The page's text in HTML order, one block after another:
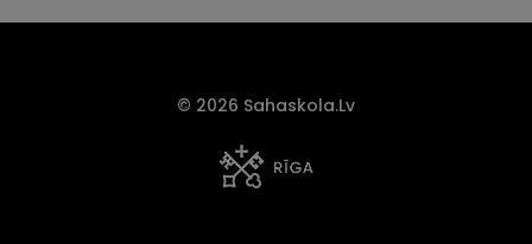
© 2026 Sahaskola.lv